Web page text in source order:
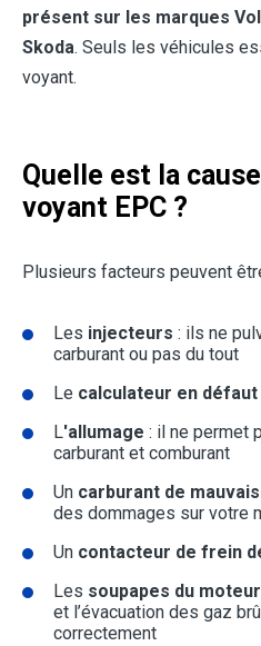
présent sur les marques
Skoda. Seuls les véhicules
voyant.
Quelle est la
voyant EPC ?
Plusieurs facteurs peuvent
Les injecteurs : ils ne
carburant ou pas du tout
Le calculateur en défaut
L'allumage : il ne permet
carburant et comburant
Un carburant de
des dommages sur votre
Un contacteur de frein
Les soupapes du moteur
et l’évacuation des gaz
correctement